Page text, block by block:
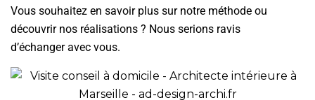
Vous souhaitez en savoir plus sur notre méthode ou
découvrir nos réalisations ? Nous serions ravis
d’échanger avec vous.